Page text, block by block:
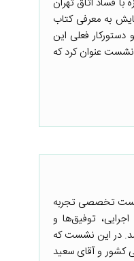
به معرفی کتاب
فعلی این
عنوان کرد که
نشست تخصصی تجربه
توفیق‌ها و
برگزار شد. در این نشست که
کشور و آقای سعید